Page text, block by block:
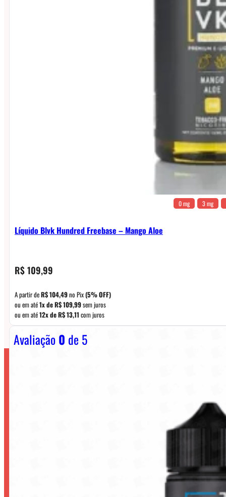
0 mg 3 mg
Líquido Blvk Hundred Freebase – Mango Aloe
R$109,99
A partir deR$104,49no Pix(5% OFF)
ou em até1x deR$109,99sem juros
ou em até12x deR$13,11 com juros
Avaliação0 de 5